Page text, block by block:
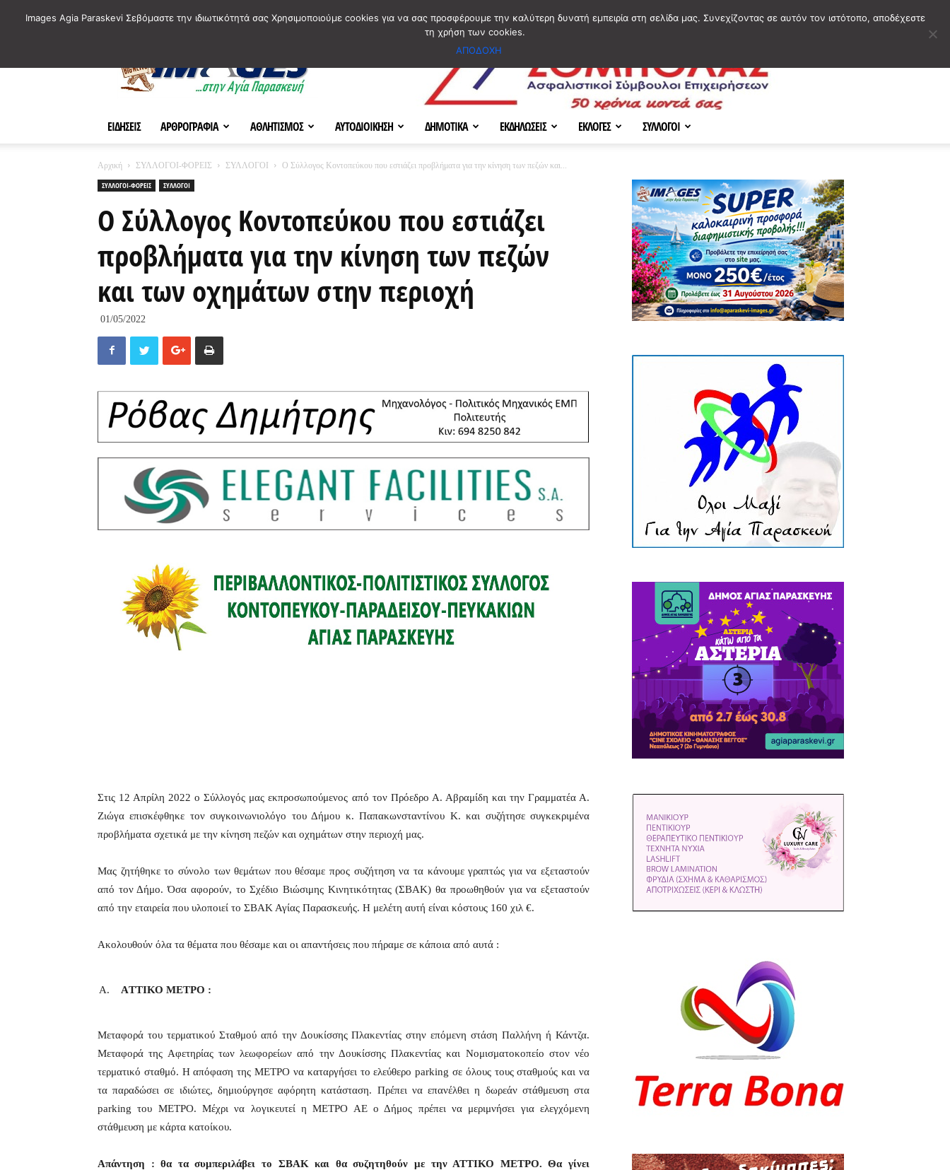
ΕΙΔΗΣΕΙΣ ΑΡΘΡΟΓΡΑΦΙΑ ΑΘΛΗΤΙΣΜΟΣ ΑΥΤΟΔΙΟΙΚΗΣΗ ΔΗΜΟΤΙΚΑ ΕΚΔΗΛΩΣΕΙΣ ΕΚΛΟΓΕΣ ΣΥΛΛΟΓΟΙ
Αρχική ΣΥΛΛΟΓΟΙ-ΦΟΡΕΙΣ ΣΥΛΛΟΓΟΙ
Ο Σύλλογος Κοντοπεύκου που εστιάζει προβλήματα για την κίνηση των πεζών και...
ΣΥΛΛΟΓΟΙ-ΦΟΡΕΙΣ
ΣΥΛΛΟΓΟΙ
Ο Σύλλογος Κοντοπεύκου που εστιάζει
προβλήματα για την κίνηση των πεζών
και των οχημάτων στην περιοχή
01/05/2022
Στις 12 Απρίλη 2022 ο Σύλλογός μας εκπροσωπούμενος από τον Πρόεδρο Α. Αβραμίδη και την Γραμματέα Α.
Ζιώγα επισκέφθηκε τον συγκοινωνιολόγο του Δήμου κ. Παπακωνσταντίνου Κ. και συζήτησε συγκεκριμένα
προβλήματα σχετικά με την κίνηση πεζών και οχημάτων στην περιοχή μας.
Μας ζητήθηκε το σύνολο των θεμάτων που θέσαμε προς συζήτηση να τα κάνουμε γραπτώς για να εξεταστούν
από τον Δήμο. Όσα αφορούν, το Σχέδιο Βιώσιμης Κινητικότητας (ΣΒΑΚ) θα προωθηθούν για να εξεταστούν
από την εταιρεία που υλοποιεί το ΣΒΑΚ Αγίας Παρασκευής. Η μελέτη αυτή είναι κόστους 160 χιλ €.
Ακολουθούν όλα τα θέματα που θέσαμε και οι απαντήσεις που πήραμε σε κάποια από αυτά :
AΤΤΙΚΟ ΜΕΤΡΟ :
Μεταφορά του τερματικού Σταθμού από την Δουκίσσης Πλακεντίας στην επόμενη στάση Παλλήνη ή Κάντζα.
Μεταφορά της Αφετηρίας των λεωφορείων από την Δουκίσσης Πλακεντίας και Νομισματοκοπείο στον νέο
τερματικό σταθμό. Η απόφαση της ΜΕΤΡΟ να καταργήσει το ελεύθερο parking σε όλους τους σταθμούς και να
τα παραδώσει σε ιδιώτες, δημιούργησε αφόρητη κατάσταση. Πρέπει να επανέλθει η δωρεάν στάθμευση στα
parking του ΜΕΤΡΟ. Μέχρι να λογικευτεί η ΜΕΤΡΟ ΑΕ ο Δήμος πρέπει να μεριμνήσει για ελεγχόμενη
στάθμευση με κάρτα κατοίκου.
Απάντηση : θα τα συμπεριλάβει το ΣΒΑΚ και θα συζητηθούν με την ΑΤΤΙΚΟ ΜΕΤΡΟ. Θα γίνει
Images Agia Paraskevi Σεβόμαστε την ιδιωτικότητά σας Χρησιμοποιούμε cookies για να σας προσφέρουμε την καλύτερη δυνατή εμπειρία στη σελίδα μας. Συνεχίζοντας σε αυτόν τον ιστότοπο, αποδέχεστε
τη χρήση των cookies.
ΑΠΟΔΟΧΗ